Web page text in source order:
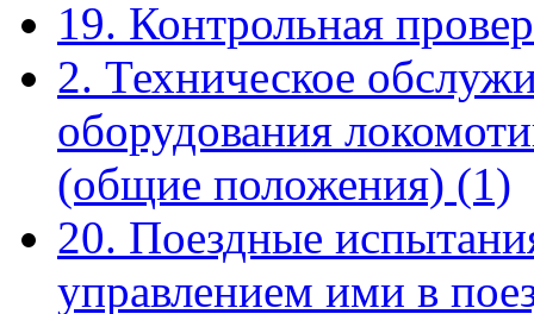
19. Контрольная
2. Техническое
оборудования
(общие положения) (1)
20. Поездные
управлением ими в